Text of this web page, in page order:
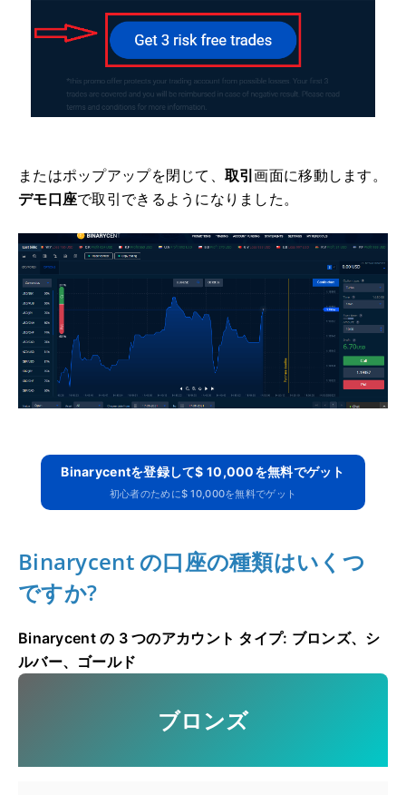
またはポップアップを閉じて、 取引画面に移動します。
デモ口座で取引できるようになりました。
Binarycentを登録して$ 10,000を無料でゲット
初心者のために$ 10,000を無料でゲット
Binarycent の口座の種類はいくつ
ですか?
Binarycent の 3 つのアカウント タイプ: ブロンズ、シ
ルバー、ゴールド
ブロンズ